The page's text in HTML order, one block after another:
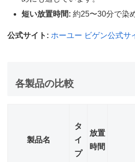
短い放置時間: 約25〜30分で染
公式サイト: ホーユー ビゲン公式サ
各製品の比較
製品名
タ
イ
プ
放置
時間